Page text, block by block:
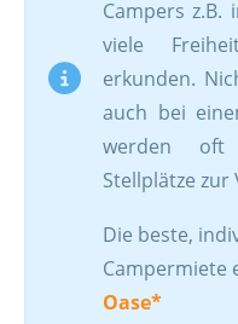
Campers
viele
erkunden.
auch bei
werden oft
Stellplätze
Die beste,
Campermiete
Oase*